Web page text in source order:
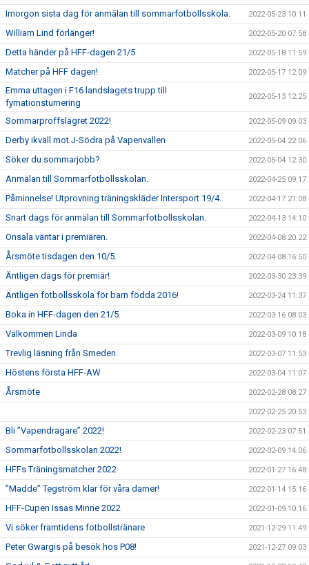
Imorgon sista dag för anmälan till sommarfotbollsskola. 2022-05-23 10:11
William Lind förlänger! 2022-05-20 07:58
Detta händer på HFF-dagen 21/5 2022-05-18 11:59
Matcher på HFF dagen! 2022-05-17 12:09
Emma uttagen i F16 landslagets trupp till
fyrnationsturnering
2022-05-13 12:25
Sommarproffslägret 2022! 2022-05-09 09:03
Derby ikväll mot J-Södra på Vapenvallen 2022-05-04 22:06
Söker du sommarjobb? 2022-05-04 12:30
Anmälan till Sommarfotbollsskolan. 2022-04-25 09:17
Påminnelse! Utprovning träningskläder Intersport 19/4. 2022-04-17 21:08
Snart dags för anmälan till Sommarfotbollsskolan. 2022-04-13 14:10
Onsala väntar i premiären. 2022-04-08 20:22
Årsmöte tisdagen den 10/5. 2022-04-08 16:50
Äntligen dags för premiär! 2022-03-30 23:39
Äntligen fotbollsskola för barn födda 2016! 2022-03-24 11:37
Boka in HFF-dagen den 21/5. 2022-03-16 08:03
Välkommen Linda 2022-03-09 10:18
Trevlig läsning från Smeden. 2022-03-07 11:53
Höstens första HFF-AW 2022-03-04 11:07
Årsmöte 2022-02-28 08:27
2022-02-25 20:53
Bli ”Vapendragare” 2022! 2022-02-23 07:51
Sommarfotbollsskolan 2022! 2022-02-09 14:06
HFFs Träningsmatcher 2022 2022-01-27 16:48
”Madde” Tegström klar för våra damer! 2022-01-14 15:16
HFF-Cupen Issas Minne 2022 2022-01-09 10:16
Vi söker framtidens fotbollstränare 2021-12-29 11:49
Peter Gwargis på besök hos P08! 2021-12-27 09:03